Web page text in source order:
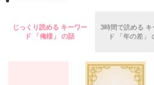
＊以前、公開していた話の改稿版で
いた。
守と由羅から『便利屋雛子』と馬鹿
た上、同居まで提案してきて──？
じっくり読める キーワー
ド 「俺様」 の話
3時間で読める キ
ド 「年の差」